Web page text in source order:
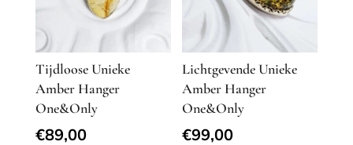
Tijdloose Unieke
Amber Hanger
One&Only
€89,00
Lichtgevende Unieke
Amber Hanger
One&Only
€99,00